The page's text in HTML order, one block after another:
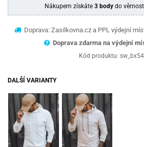
Nákupem získáte 3 bodydo
Doprava: Zasilkovna.cz a PPL výdejní
Doprava zdarma na výdejní
Kód produktu:
DALŠÍ VARIANTY